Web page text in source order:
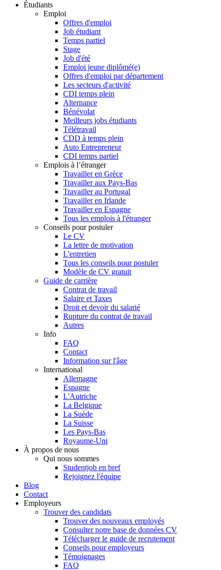
Étudiants
Emploi
Offres d'emploi
Job étudiant
Temps partiel
Stage
Job d'été
Emploi jeune diplômé(e)
Offres d'emploi par département
Les secteurs d'activité
CDI temps plein
Alternance
Bénévolat
Meilleurs jobs étudiants
Télétravail
CDD à temps plein
Auto Entrepreneur
CDI temps partiel
Emplois à l’étranger
Travailler en Grèce
Travailler aux Pays-Bas
Travailler au Portugal
Travailler en Irlande
Travailler en Espagne
Tous les emplois à l'étranger
Conseils pour postuler
Le CV
La lettre de motivation
L'entretien
Tous les conseils pour postuler
Modèle de CV gratuit
Guide de carrière
Contrat de travail
Salaire et Taxes
Droit et devoir du salarié
Rupture du contrat de travail
Autres
Info
FAQ
Contact
Information sur l'âge
International
Allemagne
Espagne
L'Autriche
La Belgique
La Suède
La Suisse
Les Pays-Bas
Royaume-Uni
À propos de nous
Qui nous sommes
Studentjob en bref
Rejoignez l'équipe
Blog
Contact
Employeurs
Trouver des candidats
Trouver des nouveaux employés
Consulter notre base de données CV
Télécharger le guide de recrutement
Conseils pour employeurs
Témoignages
FAQ